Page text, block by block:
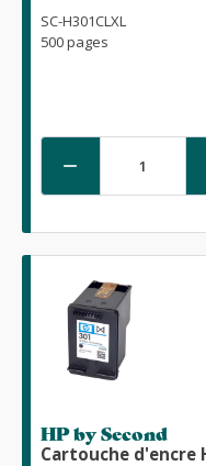
SC-H301CLXL
500 pages

HP by Second
Cartouche d'encre